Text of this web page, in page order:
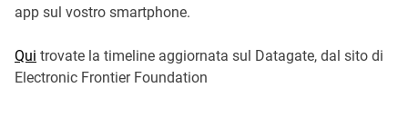
app sul vostro smartphone.
Qui trovate la timeline aggiornata sul Datagate, dal sito di
Electronic Frontier Foundation